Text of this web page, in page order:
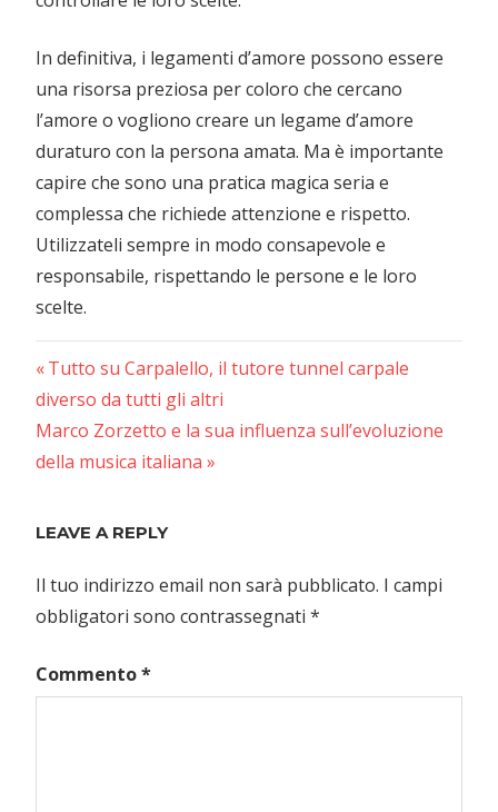
In definitiva, i legamenti d’amore possono essere
una risorsa preziosa per coloro che cercano
l’amore o vogliono creare un legame d’amore
duraturo con la persona amata. Ma è importante
capire che sono una pratica magica seria e
complessa che richiede attenzione e rispetto.
Utilizzateli sempre in modo consapevole e
responsabile, rispettando le persone e le loro
scelte.
Navigazione
articoli
Previous
Post:
Tutto su Carpalello, il tutore tunnel carpale
diverso da tutti gli altri
Next
Post:
Marco Zorzetto e la sua influenza sull’evoluzione
della musica italiana
LEAVE A REPLY
Il tuo indirizzo email non sarà pubblicato. I campi
obbligatori sono contrassegnati *
Commento*